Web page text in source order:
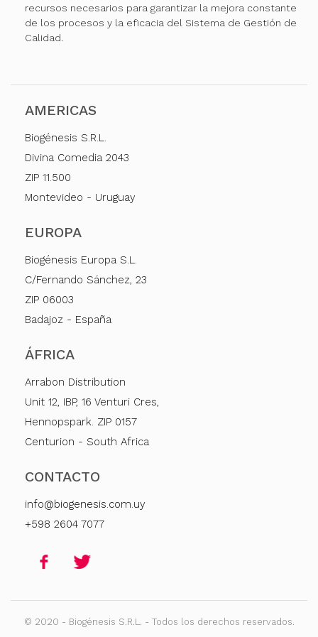
recursos necesarios para garantizar la mejora constante
de los procesos y la eficacia del Sistema de Gestión de
Calidad.
AMERICAS
Biogénesis S.R.L.
Divina Comedia 2043
ZIP 11.500
Montevideo - Uruguay
EUROPA
Biogénesis Europa S.L.
C/Fernando Sánchez, 23
ZIP 06003
Badajoz - España
ÁFRICA
Arrabon Distribution
Unit 12, IBP, 16 Venturi Cres,
Hennopspark. ZIP 0157
Centurion - South Africa
CONTACTO
info@biogenesis.com.uy
+598 2604 7077
© 2020 - Biogénesis S.R.L. - Todos los derechos reservados.